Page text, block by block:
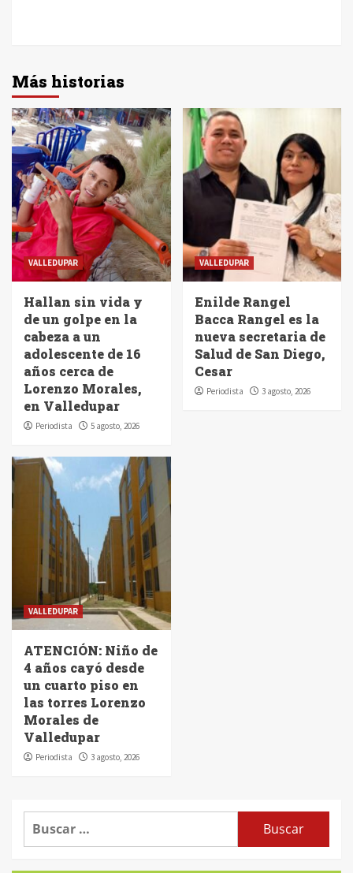
Más historias
VALLEDUPAR
Hallan sin vida y
de un golpe en la
cabeza a un
adolescente de 16
años cerca de
Lorenzo Morales,
en Valledupar
Periodista 5 agosto, 2026
VALLEDUPAR
Enilde Rangel
Bacca Rangel es la
nueva secretaria de
Salud de San Diego,
Cesar
Periodista 3 agosto, 2026
VALLEDUPAR
ATENCIÓN: Niño de
4 años cayó desde
un cuarto piso en
las torres Lorenzo
Morales de
Valledupar
Periodista 3 agosto, 2026
Buscar: